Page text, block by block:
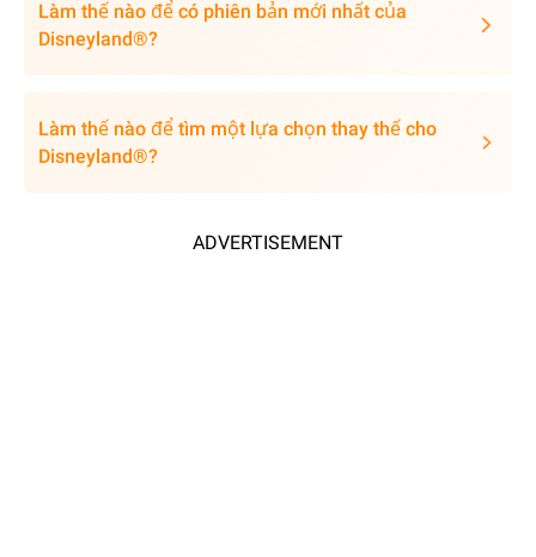
Làm thế nào để có phiên bản mới nhất của
Disneyland®?
Làm thế nào để tìm một lựa chọn thay thế cho
Disneyland®?
ADVERTISEMENT